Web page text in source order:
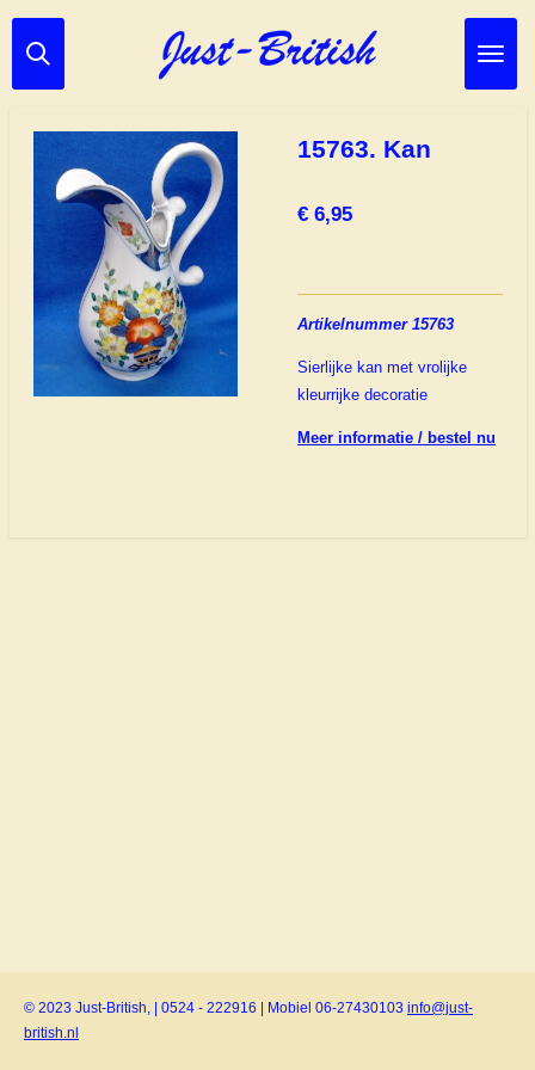
Ga
direct
hoofdinhoud
15763. Kan
€ 6,95
Artikelnummer 15763
Sierlijke kan met vrolijke
kleurrijke decoratie
Meer informatie / bestel nu
© 2023 Just-British, | 0524 - 222916 | Mobiel 06-27430103 info@just-
british.nl